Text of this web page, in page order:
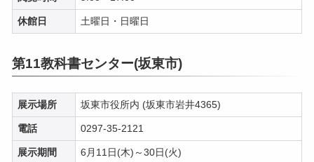
休館日 土曜日・日曜日
第11教科書センター(坂東市)
展示場所 坂東市役所内 (坂東市岩井4365)
電話 0297-35-2121
展示期間 6月11日(木)～30日(火)